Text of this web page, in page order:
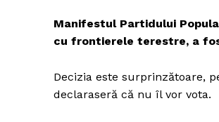
Manifestul Partidului
cu frontierele terestre, a
Decizia este surprinzătoare,
declaraseră că nu îl vor vota.